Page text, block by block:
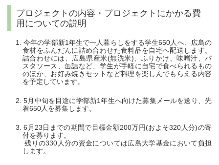
プロジェクトの内容・プロジェクトにかかる費
用についての説明
今年の学部新1年生で一人暮らしをする学生650人へ、広島の
食材をふんだんに詰め合わせた食料品を自宅へ配送します。
詰合わせには、広島県産米(無洗米)、ふりかけ、味噌汁、パ
スタソース、缶詰など、学生が手軽に自宅で食べられるもの
のほか、お好み焼きセットなど料理を楽しんでもらえる内容
を予定しています。
5月中旬を目途に学部新1年生へ向けた募集メールを送り、先
着650人を募集します。
6月23日までの期間で目標金額200万円(およそ320人分)の寄
付を募ります。
残りの330人分の資金については広島大学基金において負担
します。